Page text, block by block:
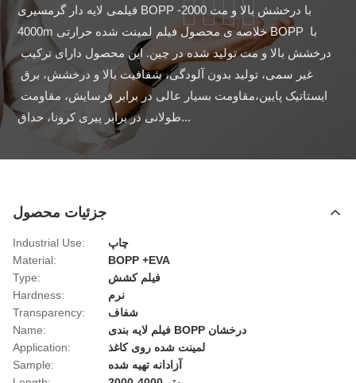
فیلمی لایه دار گرمسیری BOPP با درخشش بالا و مت 2000-
4000m خلاصه ی محصول فیلم لمینت شده حرارتی BOPP با
درخشش بالا و مت تولید شده در چین. این محصول دارای ترکیب
طولانی در برابر پیری کرونا، حداق...
جزئیات محصول
Industrial Use:
چاپ
Material:
BOPP +EVA
Type:
فیلم کشش
Hardness:
نرم
Transparency:
شفاف
Name:
فیلم لایه بندی BOPP درخشان
Application:
لمینت شده روی کاغذ
Sample:
آزادانه تهیه شده